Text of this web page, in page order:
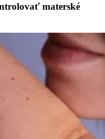
materské